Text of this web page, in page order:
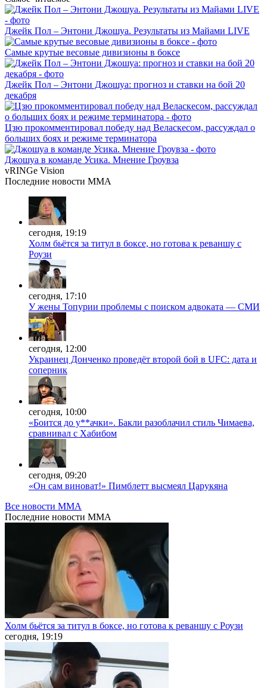
Джейк Пол – Энтони Джошуа. Результаты из Майами LIVE
Самые крутые весовые дивизионы в боксе
Джейк Пол – Энтони Джошуа: прогноз и ставки на бой 20
декабря
Цзю прокомментировал победу над Веласкесом, рассуждал о
больших боях и режиме терминатора
Джошуа в команде Усика. Мнение Гроувза
vRINGe Vision
Последние новости MMA
сегодня, 19:19
Холм бьётся за титул в боксе, но готова к реваншу с
Роузи
сегодня, 17:10
У жены Топурии проблемы с поиском адвоката — СМИ
сегодня, 12:00
Украинец Донченко проведёт второй бой в UFC: дата и
соперник
сегодня, 10:00
«Боится до у**ачки». Бакли разоблачил стиль Чимаева,
сравнивал с Хабибом
сегодня, 09:20
«Он сам виноват!» Пимблетт высмеял Царукяна
Все новости MMA
Последние новости MMA
Холм бьётся за титул в боксе, но готова к реваншу с Роузи
сегодня, 19:19